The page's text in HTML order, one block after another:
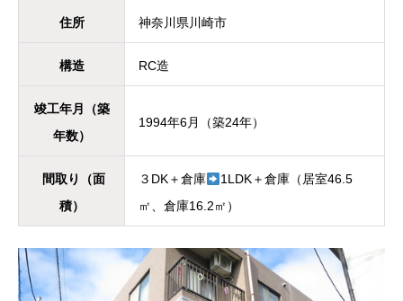
住所 神奈川県川崎市
構造 RC造
竣工年月（築
年数）
1994年6月（築24年）
間取り（面
積）
３DK＋倉庫
1LDK＋倉庫（居室46.5
㎡、倉庫16.2㎡）